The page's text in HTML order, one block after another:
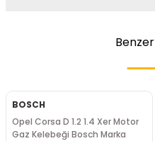
Benzer
BOSCH
Opel Corsa D 1.2 1.4 Xer Motor
Gaz Kelebeği Bosch Marka